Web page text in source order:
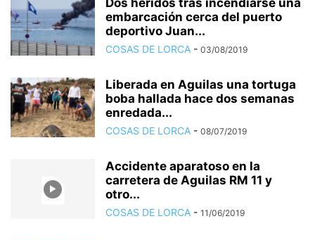
Dos heridos tras incendiarse una
embarcación cerca del puerto
deportivo Juan...
COSAS DE LORCA - 03/08/2019
Liberada en Aguilas una tortuga
boba hallada hace dos semanas
enredada...
COSAS DE LORCA - 08/07/2019
Accidente aparatoso en la
carretera de Aguilas RM 11 y
otro...
COSAS DE LORCA - 11/06/2019